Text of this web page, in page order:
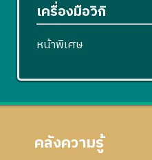
เครื่องมือวิกิ
หน้าพิเศษ
คลังความรู้